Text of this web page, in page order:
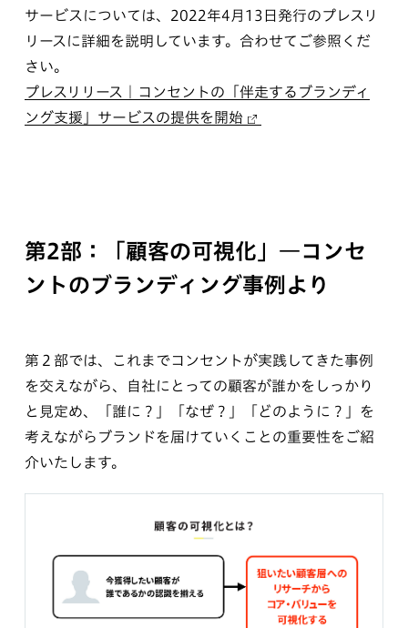
サービスについては、2022年4月13日発行のプレスリ
リースに詳細を説明しています。合わせてご参照くだ
さい。
プレスリリース｜コンセントの「伴走するブランディ
ング支援」サービスの提供を開始
第2部：「顧客の可視化」―コンセ
ントのブランディング事例より
第２部では、これまでコンセントが実践してきた事例
を交えながら、自社にとっての顧客が誰かをしっかり
と見定め、「誰に？」「なぜ？」「どのように？」を
考えながらブランドを届けていくことの重要性をご紹
介いたします。